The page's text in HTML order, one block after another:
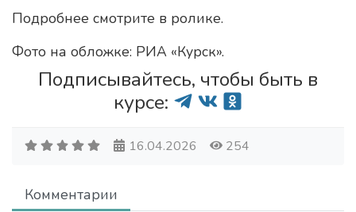
Подробнее смотрите в ролике.
Фото на обложке: РИА «Курск».
Подписывайтесь, чтобы быть в
курсе:
16.04.2026 254
Комментарии